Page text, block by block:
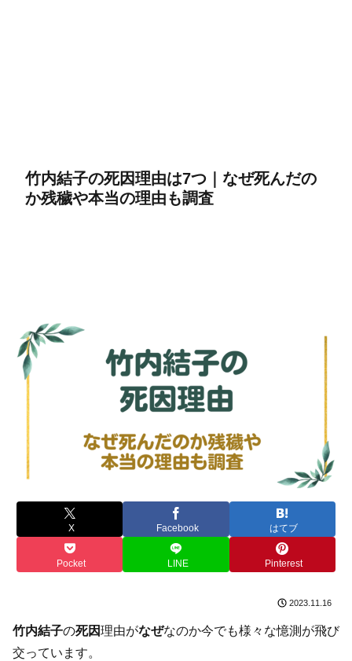
竹内結子の死因理由は7つ｜なぜ死んだの
か残穢や本当の理由も調査
X Facebook はてブ
Pocket LINE Pinterest
2023.11.16
竹内結子の死因理由がなぜなのか今でも様々な憶測が飛び
交っています。